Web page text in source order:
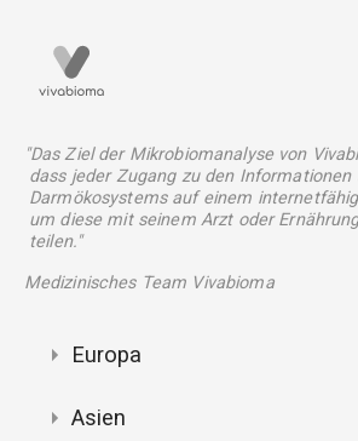
"Das Ziel der Mikrobiomanalyse von
dass jeder Zugang zu den Informationen
Darmökosystems auf einem
um diese mit seinem Arzt oder
teilen."
Medizinisches Team Vivabioma
Europa
Asien